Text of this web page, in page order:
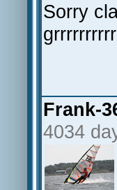
Sorry
Frank-
4034